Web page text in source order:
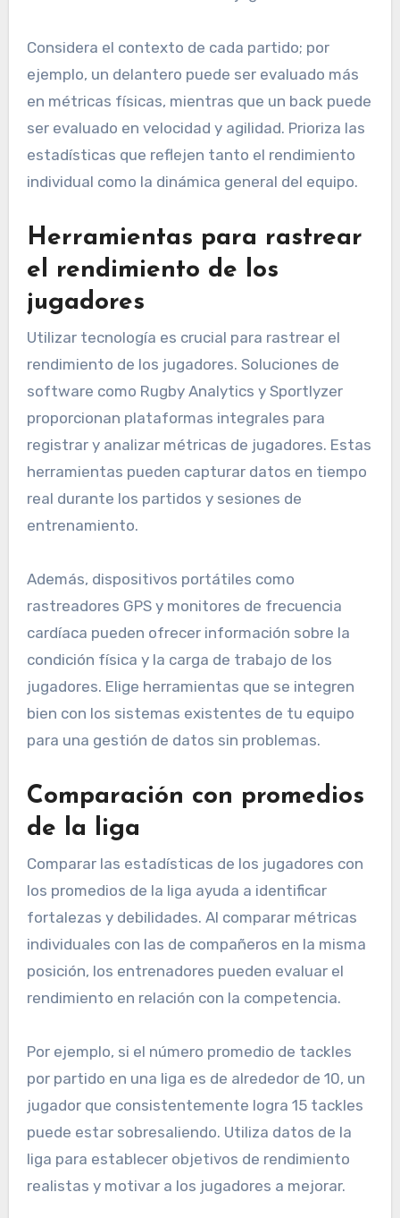
Considera el contexto de cada partido; por
ejemplo, un delantero puede ser evaluado más
en métricas físicas, mientras que un back puede
ser evaluado en velocidad y agilidad. Prioriza las
estadísticas que reflejen tanto el rendimiento
individual como la dinámica general del equipo.
Herramientas para rastrear
el rendimiento de los
jugadores
Utilizar tecnología es crucial para rastrear el
rendimiento de los jugadores. Soluciones de
software como Rugby Analytics y Sportlyzer
proporcionan plataformas integrales para
registrar y analizar métricas de jugadores. Estas
herramientas pueden capturar datos en tiempo
real durante los partidos y sesiones de
entrenamiento.
Además, dispositivos portátiles como
rastreadores GPS y monitores de frecuencia
cardíaca pueden ofrecer información sobre la
condición física y la carga de trabajo de los
jugadores. Elige herramientas que se integren
bien con los sistemas existentes de tu equipo
para una gestión de datos sin problemas.
Comparación con promedios
de la liga
Comparar las estadísticas de los jugadores con
los promedios de la liga ayuda a identificar
fortalezas y debilidades. Al comparar métricas
individuales con las de compañeros en la misma
posición, los entrenadores pueden evaluar el
rendimiento en relación con la competencia.
Por ejemplo, si el número promedio de tackles
por partido en una liga es de alrededor de 10, un
jugador que consistentemente logra 15 tackles
puede estar sobresaliendo. Utiliza datos de la
liga para establecer objetivos de rendimiento
realistas y motivar a los jugadores a mejorar.